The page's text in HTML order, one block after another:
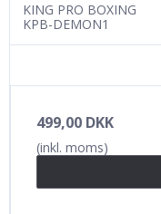
KING PRO BOXING
KPB-DEMON1
499,00 DKK
(inkl. moms)